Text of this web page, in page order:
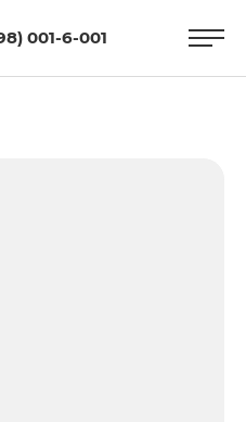
001-6-001